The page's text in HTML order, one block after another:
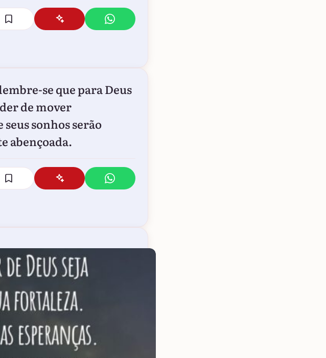
se que para Deus
de mover
sonhos serão
abençoada.